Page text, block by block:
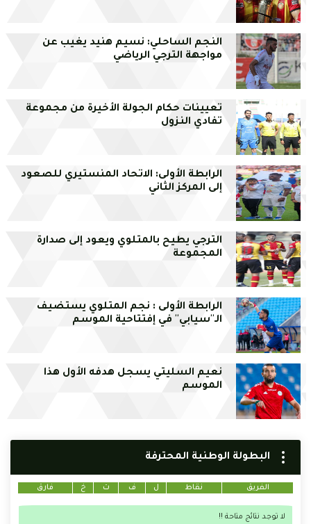
النجم الساحلي: نسيم هنيد يغيب عن
مواجهة الترجي الرياضي
تعيينات حكام الجولة الأخيرة من مجموعة
تفادي النزول
الرابطة الأولى: الاتحاد المنستيري للصعود
إلى المركز الثاني
الترجي يطيح بالمتلوي ويعود إلى صدارة
المجموعة
الرابطة الأولى : نجم المتلوي يستضيف
الـ''سيابي'' في إفتتاحية الموسم
نعيم السليتي يسجل هدفه الأول هذا
الموسم
البطولة الوطنية المحترفة
الفريق نقاط ل ف ت خ فارق
لا توجد نتائج متاحة !!